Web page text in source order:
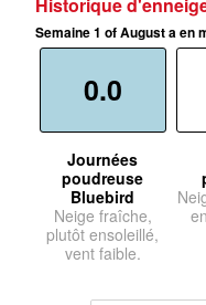
Semaine 1 of August a en
0.0
Journées
poudreuse
Bluebird
Neige fraîche,
plutôt ensoleillé,
vent faible.